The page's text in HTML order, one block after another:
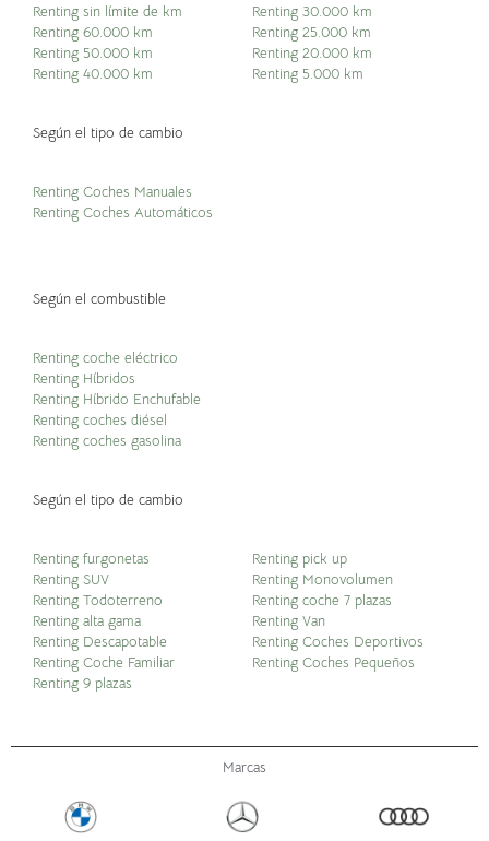
Renting sin límite de km
Renting 60.000 km
Renting 50.000 km
Renting 40.000 km
Renting 30.000 km
Renting 25.000 km
Renting 20.000 km
Renting 5.000 km
Según el tipo de cambio
Renting Coches Manuales
Renting Coches Automáticos
Según el combustible
Renting coche eléctrico
Renting Híbridos
Renting Híbrido Enchufable
Renting coches diésel
Renting coches gasolina
Según el tipo de cambio
Renting furgonetas
Renting SUV
Renting Todoterreno
Renting alta gama
Renting Descapotable
Renting Coche Familiar
Renting 9 plazas
Renting pick up
Renting Monovolumen
Renting coche 7 plazas
Renting Van
Renting Coches Deportivos
Renting Coches Pequeños
Marcas